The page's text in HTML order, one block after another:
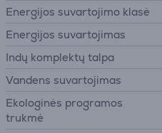
Energijos suvartojimo klasė
Energijos suvartojimas
Indų komplektų talpa
Vandens suvartojimas
Ekologinės programos
trukmė